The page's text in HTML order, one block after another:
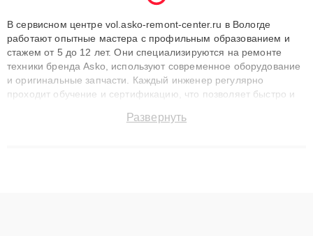
В сервисном центре vol.asko-remont-center.ru в Вологде
работают опытные мастера с профильным образованием и
стажем от 5 до 12 лет. Они специализируются на ремонте
техники бренда Asko, используют современное оборудование
и оригинальные запчасти. Каждый инженер регулярно
проходит обучение и сертификацию, что позволяет быстро и
сохранением гарантии до 3 лет. Наши мастера решают
Развернуть